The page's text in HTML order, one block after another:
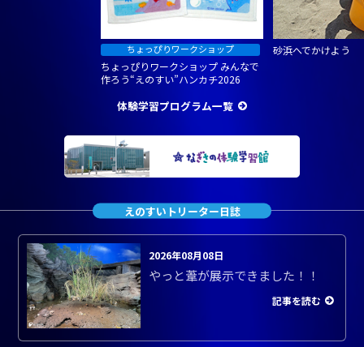
ちょっぴりワークショップ みんなで
作ろう“えのすい”ハンカチ2026
砂浜へでかけよう
体験学習プログラム一覧
えのすいトリーター日誌
2026年08月08日
やっと葦が展示できました！！
記事を読む